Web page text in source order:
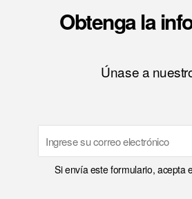
Obtenga la
Únase a
Email
Si envía este formulario, acepta